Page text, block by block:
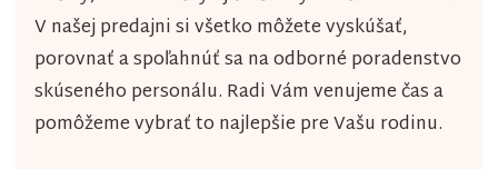
V našej predajni si všetko môžete vyskúšať,
porovnať a spoľahnúť sa na odborné poradenstvo
skúseného personálu. Radi Vám venujeme čas a
pomôžeme vybrať to najlepšie pre Vašu rodinu.